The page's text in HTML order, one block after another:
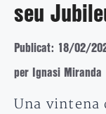
seu
Publicat: 18/02/
per Ignasi Miranda
Una vintena